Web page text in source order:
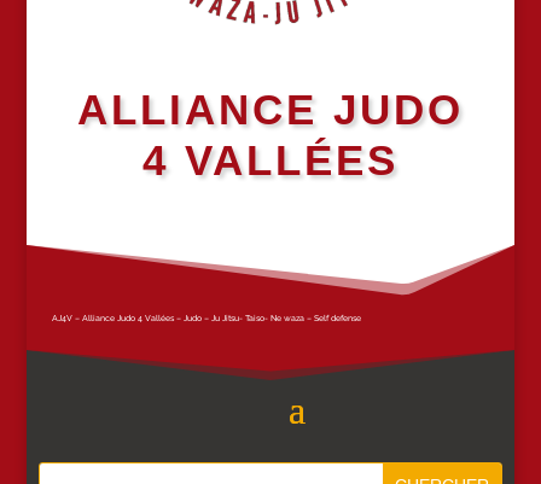
ALLIANCE JUDO
4 VALLÉES
AJ4V – Alliance Judo 4 Vallées – Judo – Ju Jitsu- Taiso- Ne waza – Self defense